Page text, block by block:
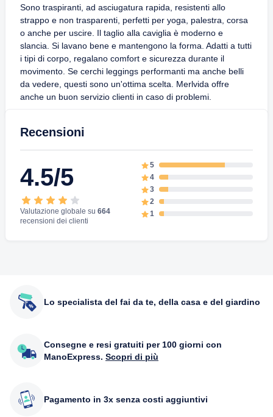
Sono traspiranti, ad asciugatura rapida, resistenti allo
strappo e non trasparenti, perfetti per yoga, palestra, corsa
o anche per uscire. Il taglio alla caviglia è moderno e
slancia. Si lavano bene e mantengono la forma. Adatti a tutti
i tipi di corpo, regalano comfort e sicurezza durante il
movimento. Se cerchi leggings performanti ma anche belli
da vedere, questi sono un'ottima scelta. Merlvida offre
anche un buon servizio clienti in caso di problemi.
Recensioni
4.5/5
Valutazione globale su 664
recensioni dei clienti
5
4
3
2
1
Lo specialista del fai da te, della casa e del giardino
Consegne e resi gratuiti per 100 giorni con
ManoExpress. Scopri di più
Pagamento in 3x senza costi aggiuntivi